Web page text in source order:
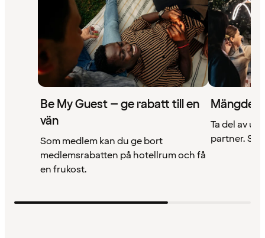
Be My Guest – ge rabatt till en
vän
Som medlem kan du ge bort
medlemsrabatten på hotellrum och få
en frukost.
Mängder
Ta del av
partner. Se